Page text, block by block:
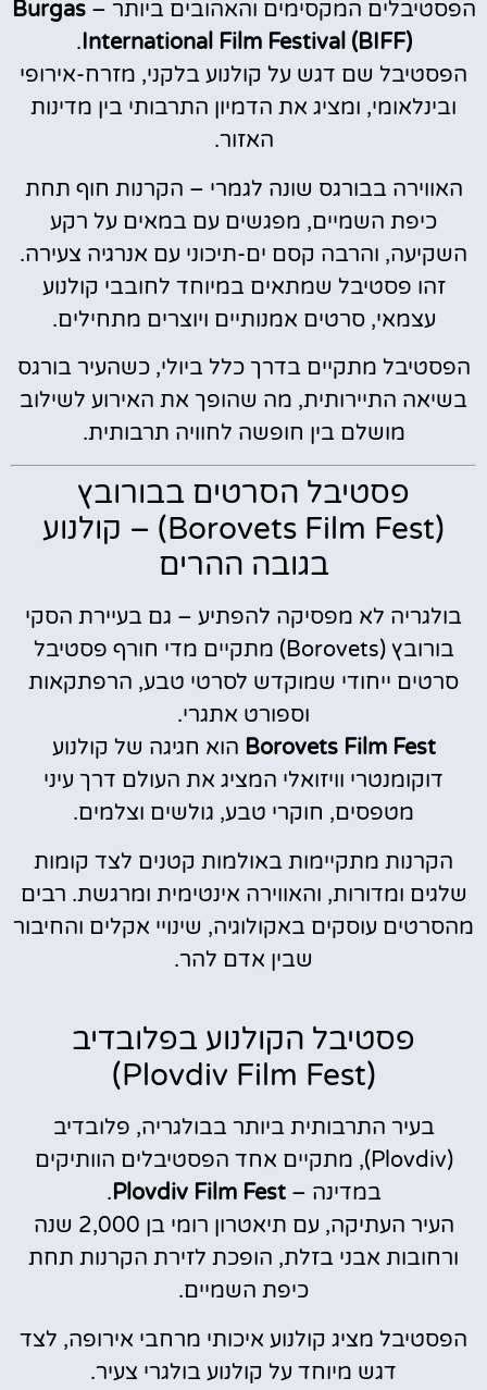
הפסטיבלים המקסימים והאהובים ביותר –Burgas
International Film Festival (BIFF)
.
הפסטיבל שם דגש על קולנוע בלקני, מזרח-אירופי
ובינלאומי, ומציג את הדמיון התרבותי בין מדינות
האזור.
האווירה בבורגס שונה לגמרי – הקרנות חוף תחת
כיפת השמיים, מפגשים עם במאים על רקע
השקיעה, והרבה קסם ים-תיכוני עם אנרגיה צעירה.
זהו פסטיבל שמתאים במיוחד לחובבי קולנוע
עצמאי, סרטים אמנותיים ויוצרים מתחילים.
הפסטיבל מתקיים בדרך כלל ביולי, כשהעיר בורגס
בשיאה התיירותית, מה שהופך את האירוע לשילוב
מושלם בין חופשה לחוויה תרבותית.
פסטיבל הסרטים בבורובץ
(Borovets Film Fest) – קולנוע
בגובה ההרים
בולגריה לא מפסיקה להפתיע – גם בעיירת הסקי
בורובץ (Borovets) מתקיים מדי חורף פסטיבל
סרטים ייחודי שמוקדש לסרטי טבע, הרפתקאות
וספורט אתגרי.
Borovets Film Fest הוא חגיגה של קולנוע
דוקומנטרי וויזואלי המציג את העולם דרך עיני
מטפסים, חוקרי טבע, גולשים וצלמים.
הקרנות מתקיימות באולמות קטנים לצד קומות
שלגים ומדורות, והאווירה אינטימית ומרגשת. רבים
מהסרטים עוסקים באקולוגיה, שינויי אקלים והחיבור
שבין אדם להר.
פסטיבל הקולנוע בפלובדיב
(Plovdiv Film Fest)
בעיר התרבותית ביותר בבולגריה, פלובדיב
(Plovdiv), מתקיים אחד הפסטיבלים הוותיקים
במדינה –Plovdiv Film Fest
.
העיר העתיקה, עם תיאטרון רומי בן 2,000 שנה
ורחובות אבני בזלת, הופכת לזירת הקרנות תחת
כיפת השמיים.
הפסטיבל מציג קולנוע איכותי מרחבי אירופה, לצד
דגש מיוחד על קולנוע בולגרי צעיר.